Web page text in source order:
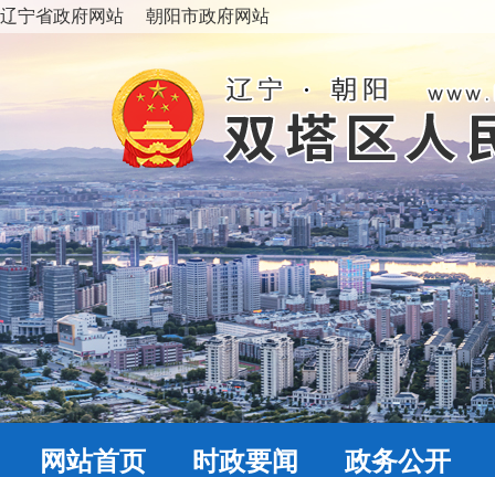
辽宁省政府网站 朝阳市政府网站
网站首页 时政要闻 政务公开